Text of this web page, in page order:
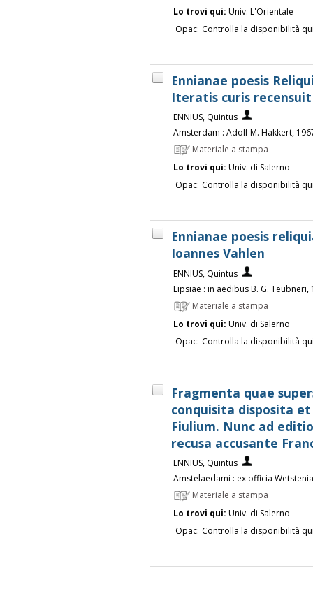
Lo trovi qui: Univ. L'Orientale
Opac: Controlla la disponibilità
Ennianae poesis
Iteratis curis recensuit
ENNIUS, Quintus
Amsterdam : Adolf M. Hakkert,
Materiale a stampa
Lo trovi qui: Univ. di Salerno
Opac: Controlla la disponibilità
Ennianae poesis
Ioannes Vahlen
ENNIUS, Quintus
Lipsiae : in aedibus B. G. Teubneri,
Materiale a stampa
Lo trovi qui: Univ. di Salerno
Opac: Controlla la disponibilità
Fragmenta quae
conquisita disposita
Fiulium. Nunc ad
recusa accusante
ENNIUS, Quintus
Amstelaedami : ex officia
Materiale a stampa
Lo trovi qui: Univ. di Salerno
Opac: Controlla la disponibilità